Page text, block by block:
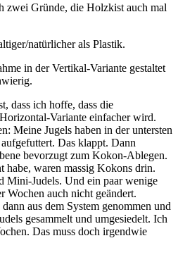
zwei Gründe, die Holzkist auch mal
natürlicher als Plastik.
in der Vertikal-Variante gestaltet
dass ich hoffe, dass die
Variante einfacher wird.
Meine Jugels haben in der untersten
Das klappt. Dann
bevorzugt zum Kokon-Ablegen.
habe, waren massig Kokons drin.
Mini-Judels. Und ein paar wenige
Wochen auch nicht geändert.
aus dem System genommen und
gesammelt und umgesiedelt. Ich
Das muss doch irgendwie